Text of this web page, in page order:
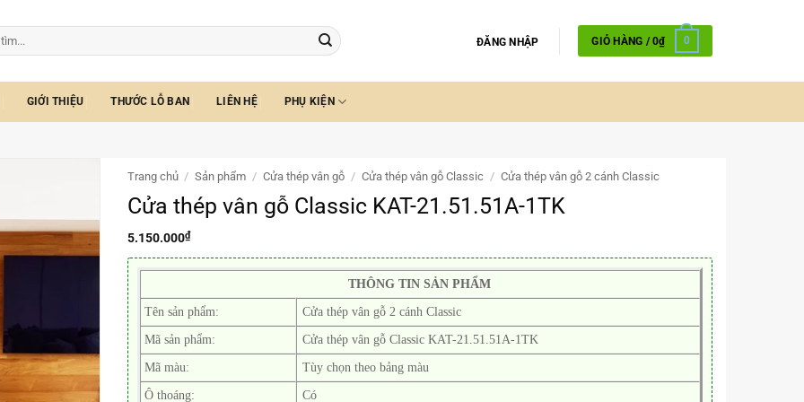
ĐĂNG NHẬP GIỎ HÀNG /0₫ 0
GIỚI THIỆU THƯỚC LỖ BAN LIÊN HỆ PHỤ KIỆN
Trang chủ / Sản phẩm / Cửa thép vân gỗ / Cửa thép vân gỗ Classic / Cửa thép vân gỗ 2 cánh Classic
Cửa thép vân gỗ Classic KAT-21.51.51A-1TK
5.150.000₫
THÔNG TIN SẢN PHẨM
Tên sản phẩm: Cửa thép vân gỗ 2 cánh Classic
Mã sản phẩm: Cửa thép vân gỗ Classic KAT-21.51.51A-1TK
Mã màu: Tùy chọn theo bảng màu
Ô thoáng: Có